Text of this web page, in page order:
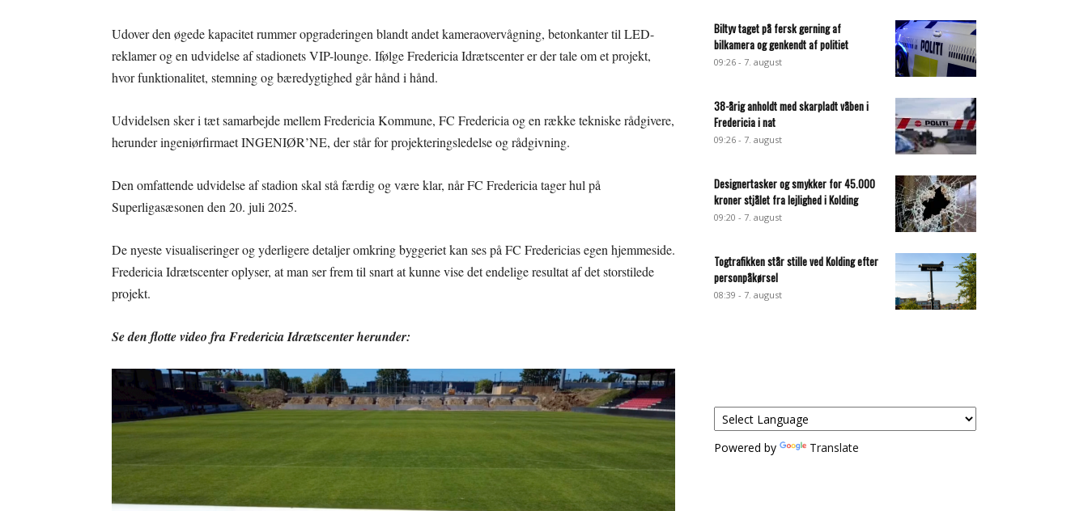
Udover den øgede kapacitet rummer opgraderingen blandt andet kameraovervågning, betonkanter til LED-
reklamer og en udvidelse af stadionets VIP-lounge. Ifølge Fredericia Idrætscenter er der tale om et projekt,
hvor funktionalitet, stemning og bæredygtighed går hånd i hånd.
Udvidelsen sker i tæt samarbejde mellem Fredericia Kommune, FC Fredericia og en række tekniske rådgivere,
herunder ingeniørfirmaet INGENIØR’NE, der står for projekteringsledelse og rådgivning.
Den omfattende udvidelse af stadion skal stå færdig og være klar, når FC Fredericia tager hul på
Superligasæsonen den 20. juli 2025.
De nyeste visualiseringer og yderligere detaljer omkring byggeriet kan ses på FC Fredericias egen hjemmeside.
Fredericia Idrætscenter oplyser, at man ser frem til snart at kunne vise det endelige resultat af det storstilede
projekt.
Se den flotte video fra Fredericia Idrætscenter herunder:
Biltyv taget på fersk gerning af
bilkamera og genkendt af politiet
09:26 - 7. august
38-årig anholdt med skarpladt våben i
Fredericia i nat
09:26 - 7. august
Designertasker og smykker for 45.000
kroner stjålet fra lejlighed i Kolding
09:20 - 7. august
Togtrafikken står stille ved Kolding efter
personpåkørsel
08:39 - 7. august
Powered by Translate